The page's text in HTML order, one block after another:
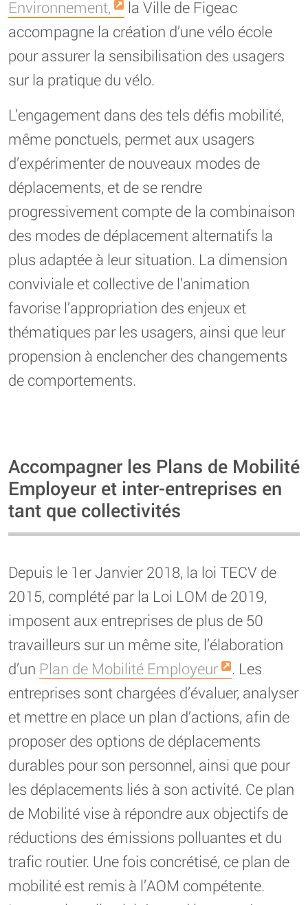
Environnement,
la Ville de Figeac
accompagne la création d’une vélo école
pour assurer la sensibilisation des usagers
sur la pratique du vélo.
L’engagement dans des tels défis mobilité,
même ponctuels, permet aux usagers
d’expérimenter de nouveaux modes de
déplacements, et de se rendre
progressivement compte de la combinaison
des modes de déplacement alternatifs la
plus adaptée à leur situation. La dimension
conviviale et collective de l’animation
favorise l’appropriation des enjeux et
thématiques par les usagers, ainsi que leur
propension à enclencher des changements
de comportements.
Accompagner les Plans de Mobilité
Employeur et inter-entreprises en
tant que collectivités
Depuis le 1er Janvier 2018, la loi TECV de
2015, complété par la Loi LOM de 2019,
imposent aux entreprises de plus de 50
travailleurs sur un même site, l’élaboration
d’un Plan de Mobilité Employeur
. Les
entreprises sont chargées d’évaluer, analyser
et mettre en place un plan d’actions, afin de
proposer des options de déplacements
durables pour son personnel, ainsi que pour
les déplacements liés à son activité. Ce plan
de Mobilité vise à répondre aux objectifs de
réductions des émissions polluantes et du
trafic routier. Une fois concrétisé, ce plan de
mobilité est remis à l’AOM compétente.